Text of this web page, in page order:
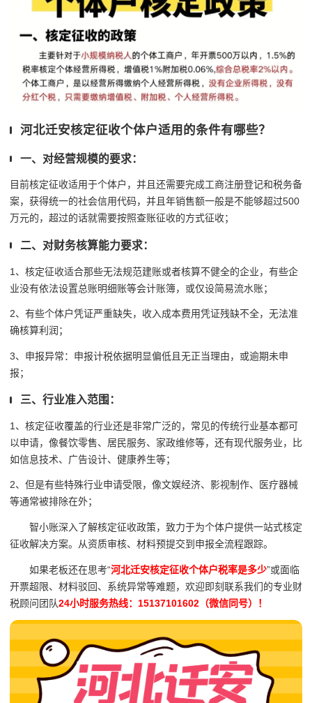
河北迁安核定征收个体户适用的条件有哪些？
一、对经营规模的要求：
目前核定征收适用于个体户，并且还需要完成工商注册登记和税务备
案，获得统一的社会信用代码，并且年销售额一般是不能够超过500
万元的，超过的话就需要按照查账征收的方式征收；
二、对财务核算能力要求：
1、核定征收适合那些无法规范建账或者核算不健全的企业，有些企
业没有依法设置总账明细账等会计账簿，或仅设简易流水账；
2、有些个体户凭证严重缺失，收入成本费用凭证残缺不全，无法准
确核算利润；
3、申报异常：申报计税依据明显偏低且无正当理由，或逾期未申
报；
三、行业准入范围：
1、核定征收覆盖的行业还是非常广泛的，常见的传统行业基本都可
以申请，像餐饮零售、居民服务、家政维修等，还有现代服务业，比
如信息技术、广告设计、健康养生等；
2、但是有些特殊行业申请受限，像文娱经济、影视制作、医疗器械
等通常被排除在外；
智小账深入了解核定征收政策，致力于为个体户提供一站式核定
征收解决方案。从资质审核、材料预提交到申报全流程跟踪。
如果老板还在思考“河北迁安核定征收个体户税率是多少”或面临
开票超限、材料驳回、系统异常等难题，欢迎即刻联系我们的专业财
税顾问团队24小时服务热线：15137101602（微信同号）！